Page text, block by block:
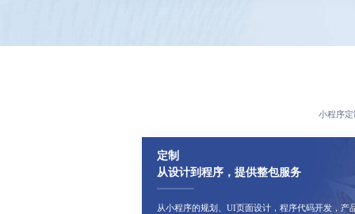
小程序
定制
从设计到程序，提供整包服务
从小程序的规划、UI页面设计，程序代码开发，产